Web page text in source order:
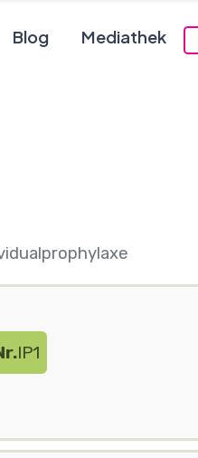
Blog Mediathek
IP1